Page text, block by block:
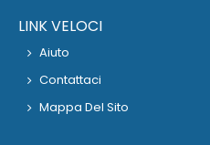
LINK VELOCI
Aiuto
Contattaci
Mappa Del Sito